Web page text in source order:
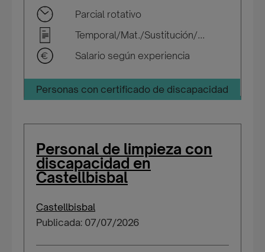
Parcial rotativo
Temporal/Mat./Sustitución/...
Salario según experiencia
Personas con certificado de discapacidad
Personal de limpieza con
discapacidad en
Castellbisbal
Castellbisbal
Publicada: 07/07/2026